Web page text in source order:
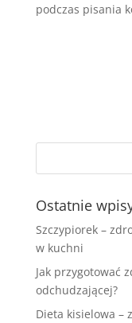
podczas pisania
Ostatnie
Szczypiorek –
w kuchni
Jak przygotować
odchudzającej?
Dieta kisielowa –